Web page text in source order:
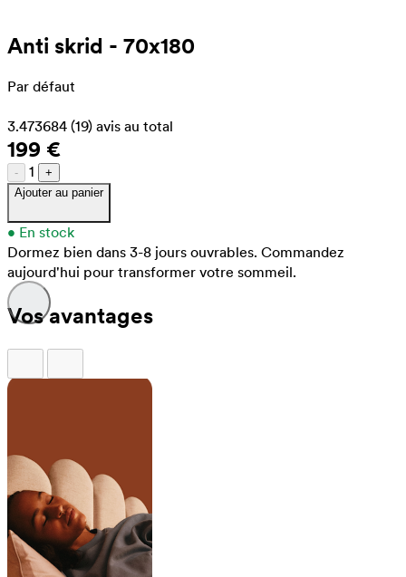
Anti skrid - 70x180
Par défaut
3.473684 (19) avis au total
199 €
- 1
+
Ajouter au panier
• En stock
Dormez bien dans 3-8 jours ouvrables. Commandez
aujourd'hui pour transformer votre sommeil.
Vos avantages